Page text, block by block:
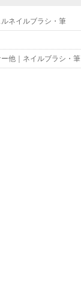
ルネイルブラシ・筆
他｜ネイルブラシ・筆